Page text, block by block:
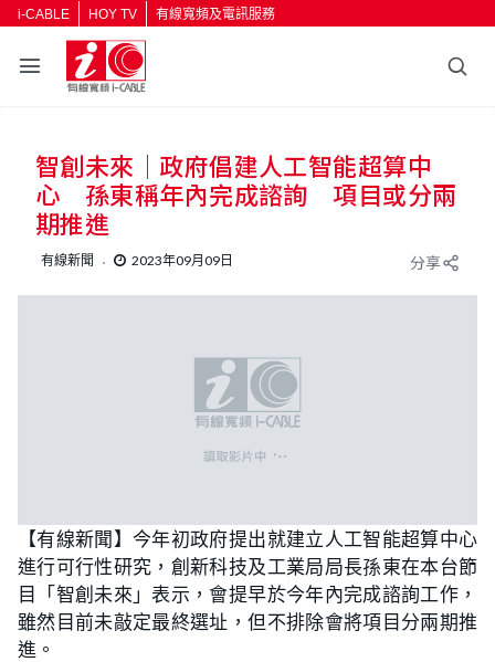
i-CABLE HOY TV 有線寬頻及電訊服務
返回
按輸入鍵開始搜尋
智創未來｜政府倡建人工智能超算中
心 孫東稱年內完成諮詢 項目或分兩
期推進
有線新聞 2023年09月09日 分享
【有線新聞】今年初政府提出就建立人工智能超算中心
進行可行性研究，創新科技及工業局局長孫東在本台節
目「智創未來」表示，會提早於今年內完成諮詢工作，
雖然目前未敲定最終選址，但不排除會將項目分兩期推
進。